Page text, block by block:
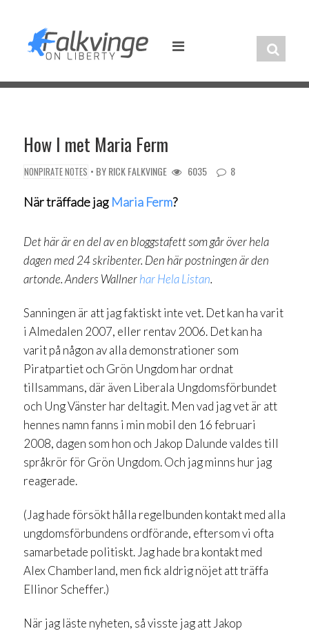
content
How I met Maria Ferm
NONPIRATE NOTES • BYRICK FALKVINGE 6035 8
När träffade jag Maria Ferm?
Det här är en del av en bloggstafett som går över hela
dagen med 24 skribenter. Den här postningen är den
artonde. Anders Wallnerhar Hela Listan.
Sanningen är att jag faktiskt inte vet. Det kan ha varit
i Almedalen 2007, eller rentav 2006. Det kan ha
varit på någon av alla demonstrationer som
Piratpartiet och Grön Ungdom har ordnat
tillsammans, där även Liberala Ungdomsförbundet
och Ung Vänster har deltagit. Men vad jag vet är att
hennes namn fanns i min mobil den 16 februari
2008, dagen som hon och Jakop Dalunde valdes till
språkrör för Grön Ungdom. Och jag minns hur jag
reagerade.
(Jag hade försökt hålla regelbunden kontakt med alla
ungdomsförbundens ordförande, eftersom vi ofta
samarbetade politiskt. Jag hade bra kontakt med
Alex Chamberland, men fick aldrig nöjet att träffa
Ellinor Scheffer.)
När jag läste nyheten, så visste jag att Jakop